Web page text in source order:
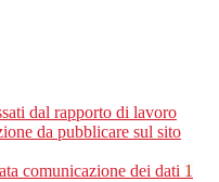
dal rapporto di lavoro
da pubblicare sul sito
comunicazione dei dati 1